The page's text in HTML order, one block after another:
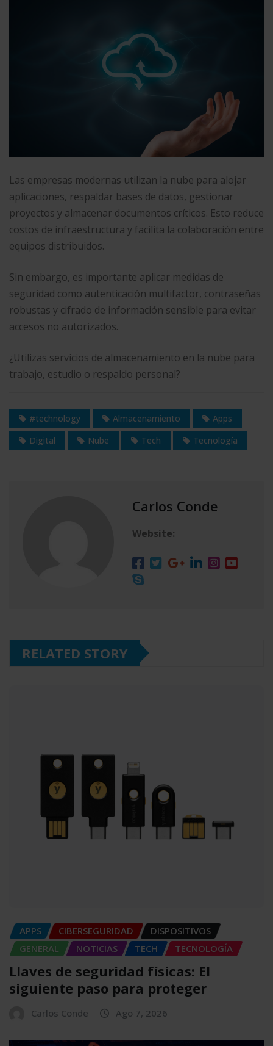
Las empresas modernas utilizan la nube para alojar
aplicaciones, respaldar bases de datos, gestionar
proyectos y almacenar documentos críticos. Esto reduce
costos de infraestructura y facilita la colaboración entre
equipos distribuidos.
Sin embargo, es importante aplicar medidas de
seguridad como autenticación multifactor, contraseñas
robustas y cifrado de información sensible para evitar
accesos no autorizados.
¿Utilizas servicios de almacenamiento en la nube para
trabajo, estudio o respaldo personal?
#technology Almacenamiento
Apps
Digital
Nube Tech Tecnología
Carlos Conde
Website:
RELATED STORY
APPS CIBERSEGURIDAD
DISPOSITIVOS
GENERAL
NOTICIAS TECH TECNOLOGÍA
Llaves de seguridad físicas: El
siguiente paso para proteger
Carlos Conde Ago 7, 2026